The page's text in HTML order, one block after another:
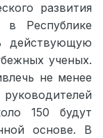
развития
Республике
действующую
ученых.
не менее
150 будут
основе. В